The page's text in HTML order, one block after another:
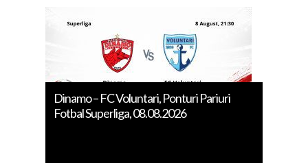
Dinamo – FC Voluntari, Ponturi Pariuri
Fotbal Superliga, 08.08.2026